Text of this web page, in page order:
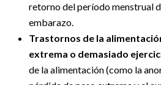
retorno del período menstrual
embarazo.
Trastornos de la
extrema o demasiado
de la alimentación (como la